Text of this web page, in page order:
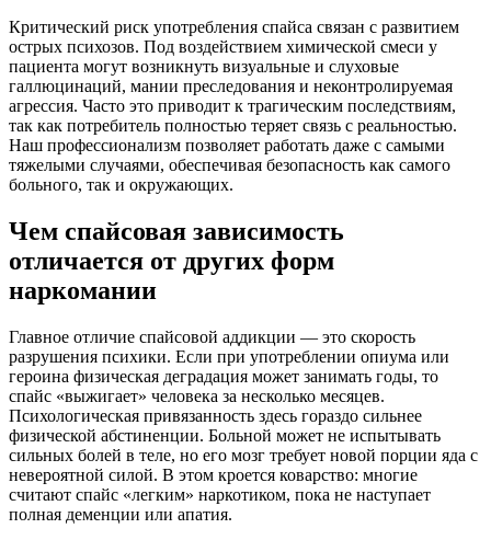
Критический риск употребления спайса связан с развитием
острых психозов. Под воздействием химической смеси у
пациента могут возникнуть визуальные и слуховые
галлюцинаций, мании преследования и неконтролируемая
агрессия. Часто это приводит к трагическим последствиям,
так как потребитель полностью теряет связь с реальностью.
Наш профессионализм позволяет работать даже с самыми
тяжелыми случаями, обеспечивая безопасность как самого
больного, так и окружающих.
Чем спайсовая зависимость
отличается от других форм
наркомании
Главное отличие спайсовой аддикции — это скорость
разрушения психики. Если при употреблении опиума или
героина физическая деградация может занимать годы, то
спайс «выжигает» человека за несколько месяцев.
Психологическая привязанность здесь гораздо сильнее
физической абстиненции. Больной может не испытывать
сильных болей в теле, но его мозг требует новой порции яда с
невероятной силой. В этом кроется коварство: многие
считают спайс «легким» наркотиком, пока не наступает
полная деменции или апатия.